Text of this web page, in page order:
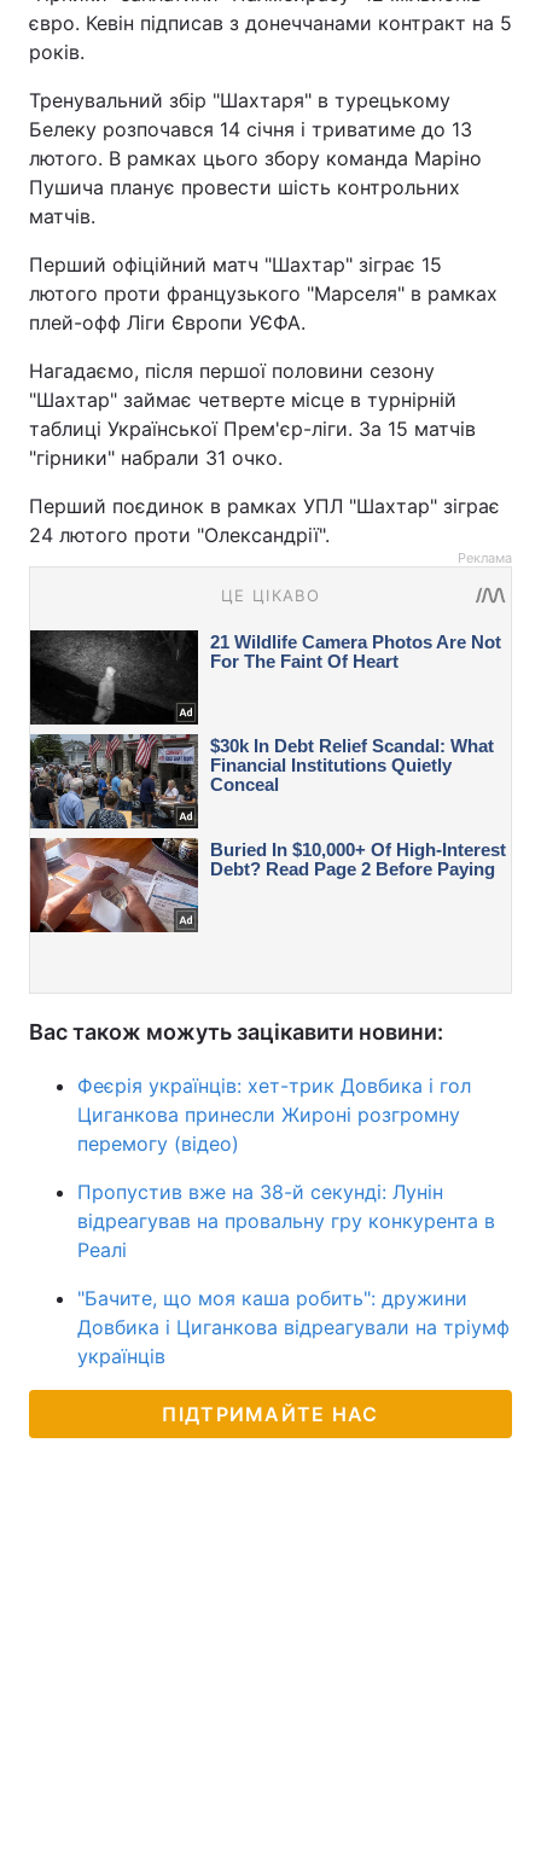
євро. Кевін підписав з донеччанами контракт на 5
років.
Тренувальний збір "Шахтаря" в турецькому
Белеку розпочався 14 січня і триватиме до 13
лютого. В рамках цього збору команда Маріно
Пушича планує провести шість контрольних
матчів.
Перший офіційний матч "Шахтар" зіграє 15
лютого проти французького "Марселя" в рамках
плей-офф Ліги Європи УЄФА.
Нагадаємо, після першої половини сезону
"Шахтар" займає четверте місце в турнірній
таблиці Української Прем'єр-ліги. За 15 матчів
"гірники" набрали 31 очко.
Перший поєдинок в рамках УПЛ "Шахтар" зіграє
24 лютого проти "Олександрії".
Реклама
Вас також можуть зацікавити новини:
Феєрія українців: хет-трик Довбика і гол
Циганкова принесли Жироні розгромну
перемогу (відео)
Пропустив вже на 38-й секунді: Лунін
відреагував на провальну гру конкурента в
Реалі
"Бачите, що моя каша робить": дружини
Довбика і Циганкова відреагували на тріумф
українців
ПІДТРИМАЙТЕ НАС